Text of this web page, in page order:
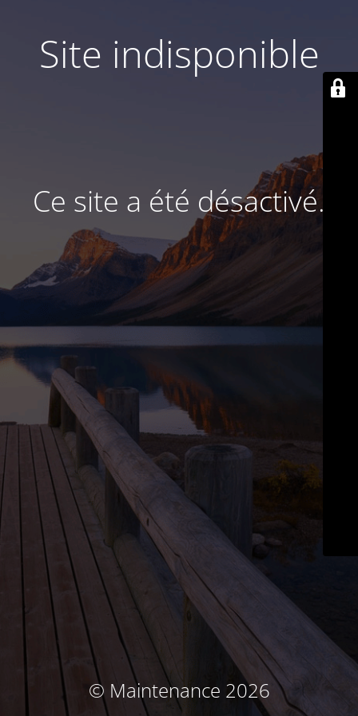
Site indisponible
Ce site a été désactivé.
© Maintenance 2026